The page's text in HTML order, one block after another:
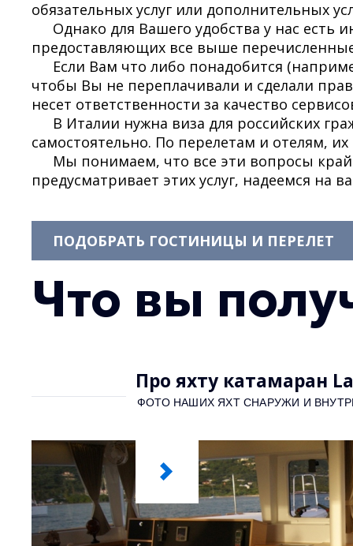
обязательных услуг или дополнительных
Однако для Вашего удобства у нас
предоставляющих все выше
Если Вам что либо понадобится
чтобы Вы не переплачивали и сделали
несет ответственности за качество
В Италии нужна виза для российских
самостоятельно. По перелетам и отелям,
Мы понимаем, что все эти вопросы
предусматривает этих услуг, надеемся на
ПОДОБРАТЬ ГОСТИНИЦЫ И ПЕРЕЛЕТ
Что вы
Про яхту катамаран
ФОТО НАШИХ ЯХТ СНАРУЖИ И